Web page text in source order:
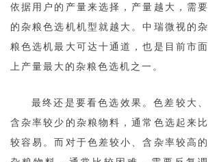
依据用户的产量来选择，产量越大，需要
的杂粮色选机机型就越大。中瑞微视的杂
粮色选机最大可达十通道，也是目前市面
上产量最大的杂粮色选机之一。
最终还是要看色选效果。色差较大、
含杂率较少的杂粮物料，通常色选起来比
较容易。而对于色差较小、含杂率较高的